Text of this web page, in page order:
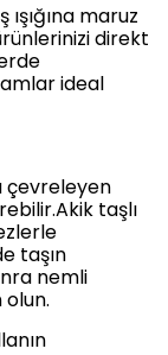
maruz
direkt
ideal
çevreleyen
taşlı
taşın
nemli